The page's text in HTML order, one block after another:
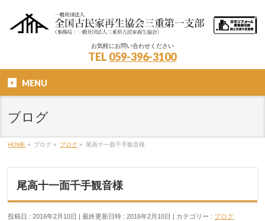
お気軽にお問い合わせください
TEL 059-396-3100
MENU
ブログ
HOME » ブログ » ブログ » 尾高十一面千手観音様
尾高十一面千手観音様
投稿日 : 2016年2月10日 最終更新日時 : 2016年2月10日 カテゴリー : ブログ